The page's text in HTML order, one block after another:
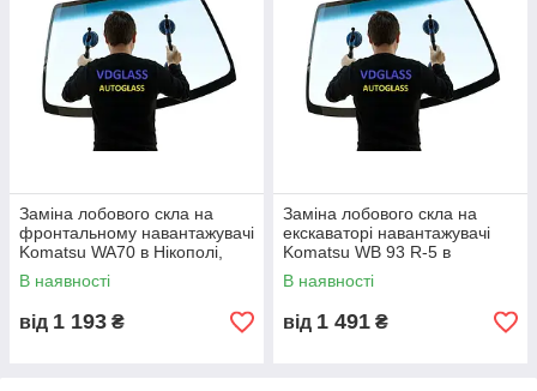
Заміна лобового скла на
фронтальному навантажувачі
Komatsu WA70 в Нікополі,
Києві, Дніпрі
В наявності
від 1 193 ₴
Заміна лобового скла на
екскаваторі навантажувачі
Komatsu WB 93 R-5 в
Нікополі, Києві, Дніпрі
В наявності
від 1 491 ₴